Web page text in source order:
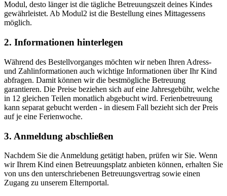
Modul, desto länger ist die tägliche Betreuungszeit deines Kindes
gewährleistet. Ab Modul2 ist die Bestellung eines Mittagessens
möglich.
2. Informationen hinterlegen
Während des Bestellvorganges möchten wir neben Ihren Adress-
und Zahlinformationen auch wichtige Informationen über Ihr Kind
abfragen. Damit können wir die bestmögliche Betreuung
garantieren. Die Preise beziehen sich auf eine Jahresgebühr, welche
in 12 gleichen Teilen monatlich abgebucht wird. Ferienbetreuung
kann separat gebucht werden - in diesem Fall bezieht sich der Preis
auf je eine Ferienwoche.
3. Anmeldung abschließen
Nachdem Sie die Anmeldung getätigt haben, prüfen wir Sie. Wenn
wir Ihrem Kind einen Betreuungsplatz anbieten können, erhalten Sie
von uns den unterschriebenen Betreuungsvertrag sowie einen
Zugang zu unserem Elternportal.